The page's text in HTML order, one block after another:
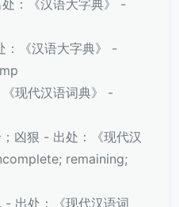
：《汉语大字典》 -
《汉语大字典》 -
现代汉语词典》 -
凶狠 - 出处：《现代汉
remaining;
出处：《现代汉语词